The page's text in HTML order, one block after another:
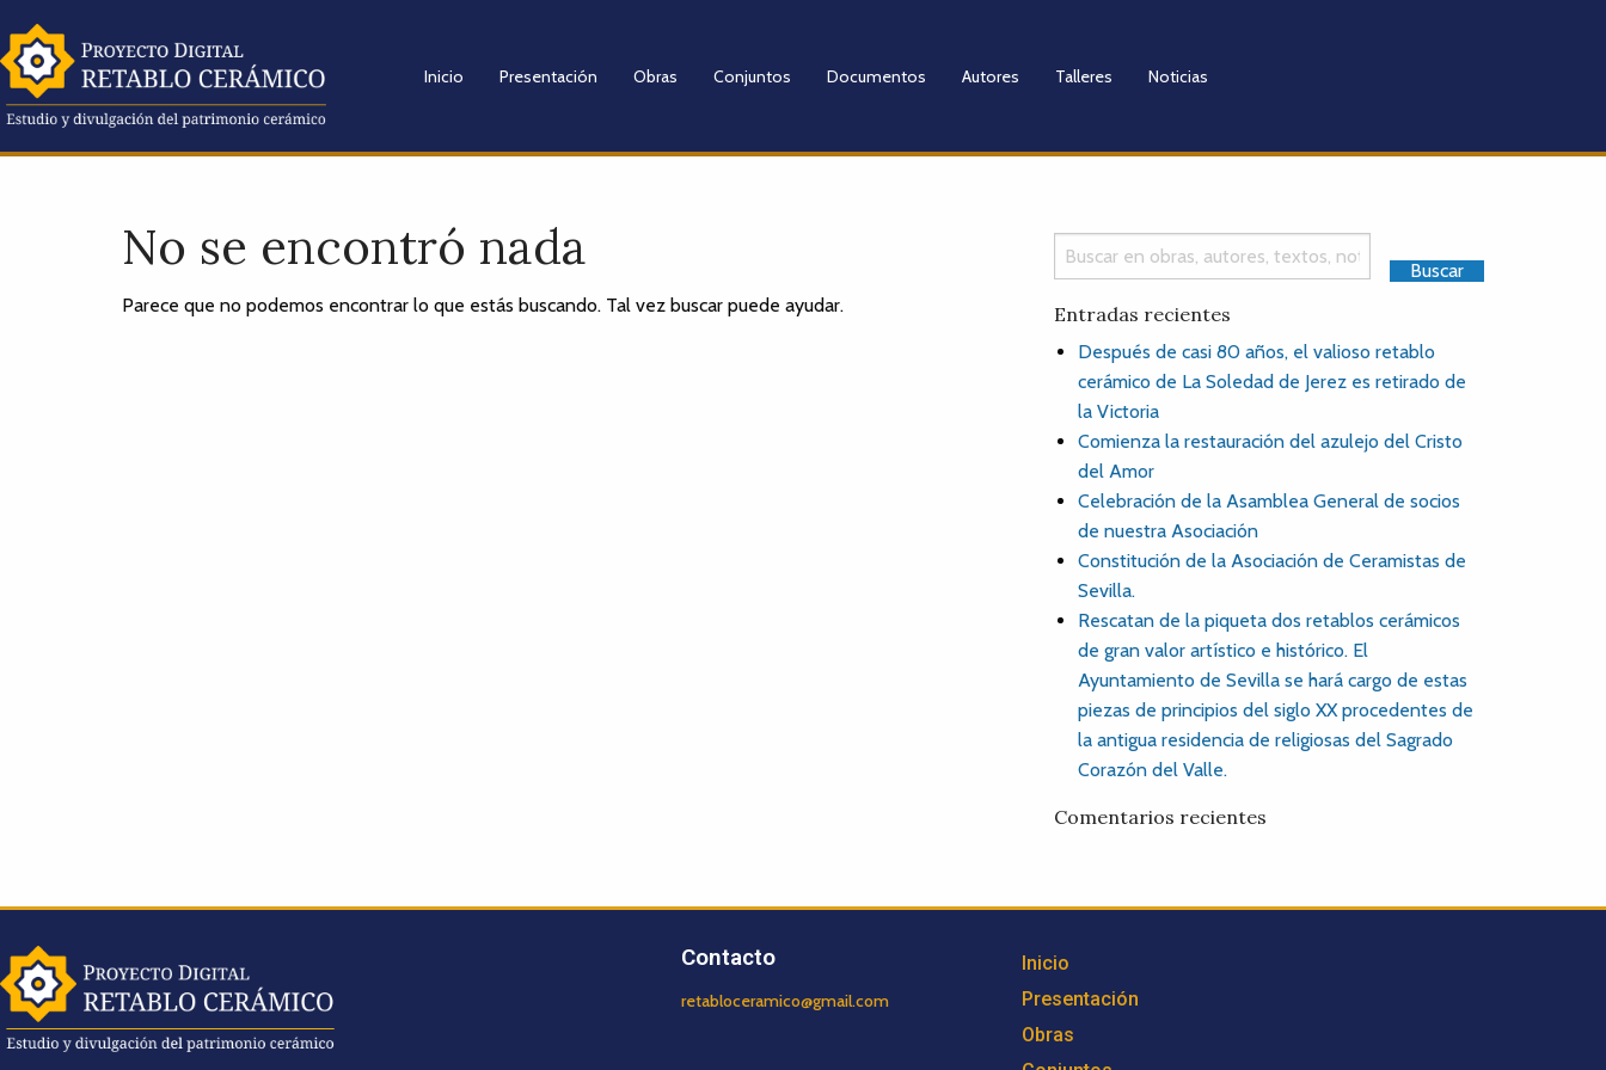
Inicio Presentación Obras Conjuntos Documentos Autores Talleres Noticias
No se encontró nada
Parece que no podemos encontrar lo que estás buscando. Tal vez buscar puede ayudar. Entradas recientes
Después de casi 80 años, el valioso retablo
cerámico de La Soledad de Jerez es retirado de
la Victoria
Comienza la restauración del azulejo del Cristo
del Amor
Celebración de la Asamblea General de socios
de nuestra Asociación
Constitución de la Asociación de Ceramistas de
Sevilla.
Rescatan de la piqueta dos retablos cerámicos
de gran valor artístico e histórico. El
Ayuntamiento de Sevilla se hará cargo de estas
piezas de principios del siglo XX procedentes de
la antigua residencia de religiosas del Sagrado
Corazón del Valle.
Comentarios recientes
Contacto
retabloceramico@gmail.com
Inicio
Presentación
Obras